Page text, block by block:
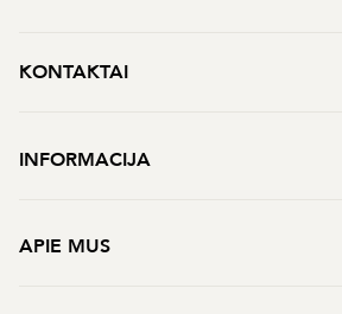
KONTAKTAI
INFORMACIJA
APIE MUS